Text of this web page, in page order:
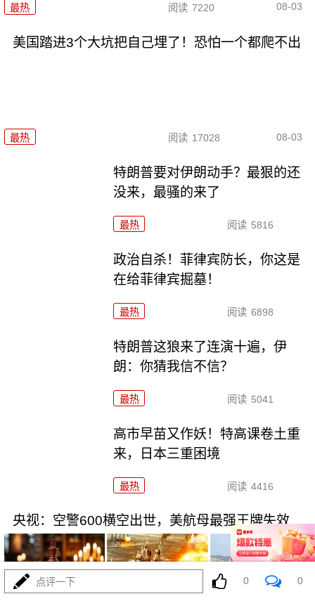
最热 阅读 7220 08-03
美国踏进3个大坑把自己埋了！恐怕一个都爬不出
最热 阅读 17028 08-03
特朗普要对伊朗动手？最狠的还
没来，最骚的来了
最热 阅读 5816
政治自杀！菲律宾防长，你这是
在给菲律宾掘墓！
最热 阅读 6898
特朗普这狼来了连演十遍，伊
朗：你猜我信不信？
最热 阅读 5041
高市早苗又作妖！特高课卷土重
来，日本三重困境
最热 阅读 4416
央视：空警600横空出世，美航母最强王牌失效
点评一下 0 0